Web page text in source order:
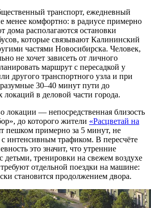
транспорт, ежедневный
менее комфортно: в радиусе примерно
дома располагаются остановки
которые связывают Калининский
частями Новосибирска. Человек,
не хочет зависеть от личного
маршрут с пересадкой у
другого транспортного узла и при
30–40 минут пути до
локаций в деловой части города.
локации — непосредственная близость
до которого жители «Расцветай на
пешком примерно за 5 минут, не
с интенсивным трафиком. В пересчёте
это значит, что утренние
детьми, тренировки на свежем воздухе
отдельной поездки на машине:
становится продолжением двора.